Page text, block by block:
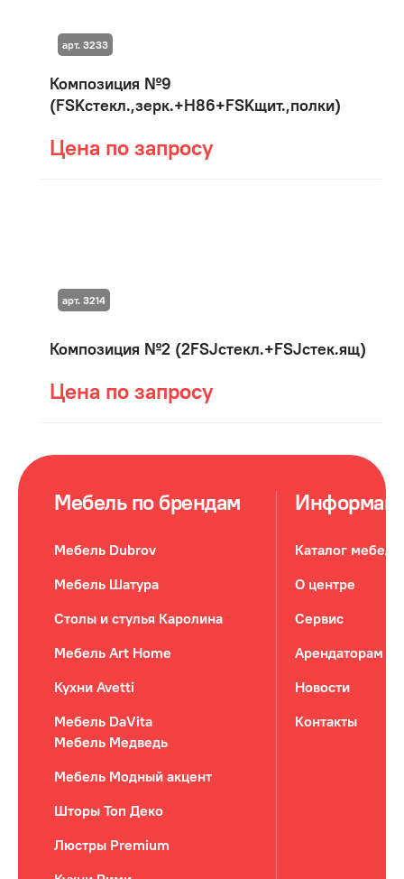
Композиция №9
(FSKстекл.,зерк.+H86+FSKщит.,полки)
Цена по запросу
арт. 3233
Композиция №2 (2FSJcтекл.+FSJстек.ящ)
Цена по запросу
арт. 3214
Мебель по брендам
Мебель Dubrov
Мебель Шатура
Столы и стулья Каролина
Мебель Art Home
Кухни Avetti
Мебель DaVita
Мебель Медведь
Мебель Модный акцент
Шторы Топ Деко
Люстры Premium
Каталог мебели
О центре
Сервис
Арендаторам
Новости
Контакты